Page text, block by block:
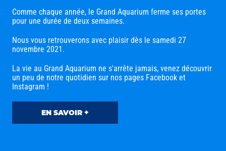
Comme chaque année, le Grand Aquarium ferme ses portes
pour une durée de deux semaines.
Nous vous retrouverons avec plaisir dès le samedi 27
novembre 2021.
La vie au Grand Aquarium ne s'arrête jamais, venez découvrir
un peu de notre quotidien sur nos pages Facebook et
Instagram !
EN SAVOIR +